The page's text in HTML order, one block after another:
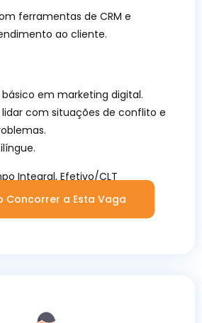
ferramentas de CRM e
ao cliente.
em marketing digital.
lidar com situações de conflito e
Integral, Efetivo/CLT
Concorrer a Esta Vaga